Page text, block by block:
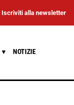
Iscriviti alla newsletter
▼ NOTIZIE